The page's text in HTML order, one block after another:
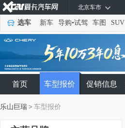
北京车市
选车 新车 导购•试驾 车图 SUV
首页 车型报价 促销信息
乐山巨瑞 > 车型报价